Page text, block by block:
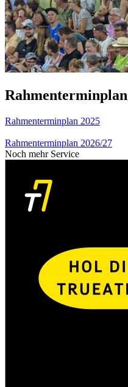
Rahmenterminplan
Rahmenterminplan 2025
Rahmenterminplan 2026/27
Noch mehr Service